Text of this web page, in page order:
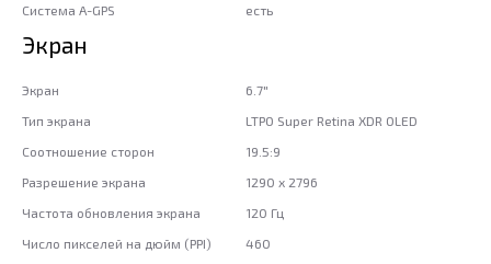
Система A-GPS
есть
Экран
Экран
6.7"
Тип экрана
LTPO Super Retina XDR OLED
Соотношение сторон
19.5:9
Разрешение экрана
1290 x 2796
Частота обновления экрана
120 Гц
Число пикселей на дюйм (PPI)
460